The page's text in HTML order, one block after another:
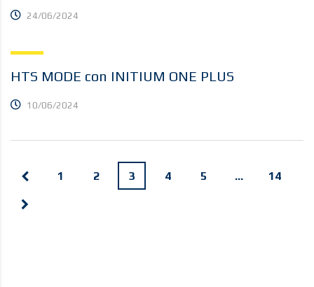
24/06/2024
HTS MODE con INITIUM ONE PLUS
10/06/2024
1 2 3 4 5 … 14